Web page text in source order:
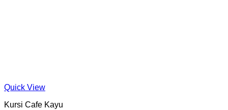
Quick View
Kursi Cafe Kayu